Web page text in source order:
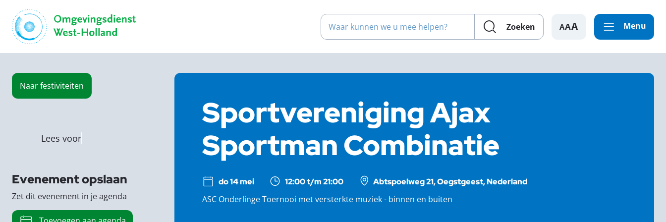
Waar kunnen we u mee helpen?
Zoeken A Menu
Naarfestiviteiten
Sportvereniging Ajax
Sportman Combinatie
do 14 mei 12:00 t/m 21:00
Abtspoelweg 21, Oegstgeest, Nederland
ASC Onderlinge Toernooi met versterkte muziek - binnen en buiten
Lees voor
Evenement opslaan
Zet dit evenement in je agenda